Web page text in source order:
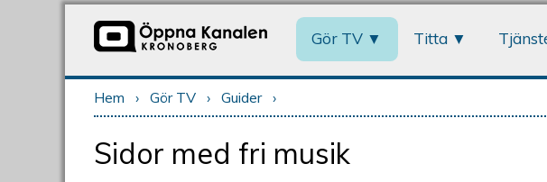
Gör TV Titta
Du är här
Hem › Gör TV › Guider ›
Sidor med fri musik